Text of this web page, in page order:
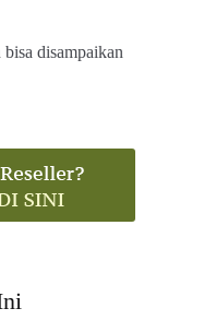
bisa disampaikan